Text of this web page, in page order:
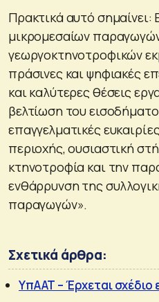
Πρακτικά αυτό σημαίνει:
μικρομεσαίων
γεωργοκτηνοτροφικών
πράσινες και ψηφιακές
και καλύτερες θέσεις
βελτίωση του
επαγγελματικές
περιοχής, ουσιαστική
κτηνοτροφία και την
ενθάρρυνση της
παραγωγών».
Σχετικά άρθρα:
ΥπΑΑΤ – Έρχεται